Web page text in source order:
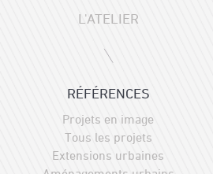
L'ATELIER
RÉFÉRENCES
Projets en image
Tous les projets
Extensions urbaines